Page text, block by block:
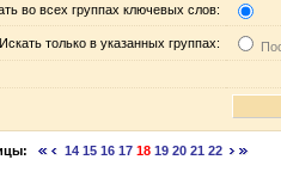
во всех группах ключевых слов:
Искать только в указанных группах:
14 15 16 17 18 19 20 21 22